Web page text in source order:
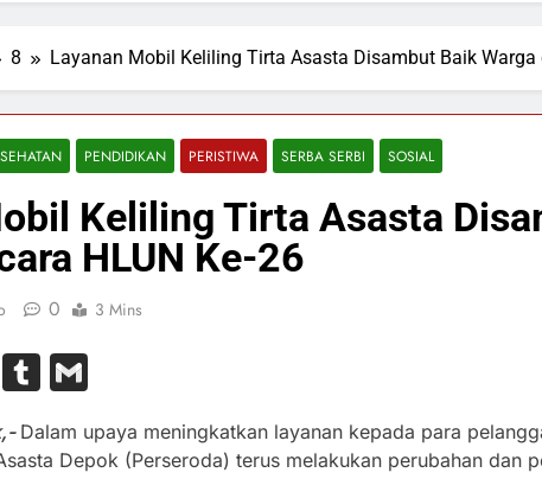
8 Layanan Mobil Keliling Tirta Asasta Disambut Baik Warga
PENDIDIKAN PERISTIWA SERBA SERBI SOSIAL
Keliling Tirta Asasta
HLUN Ke-26
0 3 Mins
X Tumblr
Dalam upaya meningkatkan layanan kepada para
Depok (Perseroda) terus melakukan perubahan dan